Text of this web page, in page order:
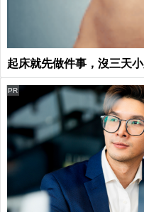
起床就先做件事，沒三天
PR